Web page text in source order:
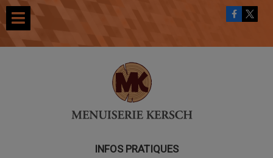
INFOS PRATIQUES